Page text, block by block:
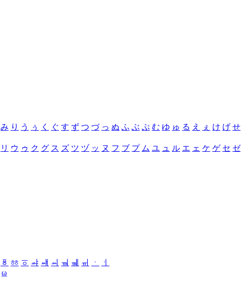
み り う ぅ く ぐ す ず つ づ っ ぬ ふ ぶ ぷ む ゆ ゅ る え ぇ け げ せ
リ ウ ゥ ク グ ス ズ ツ ヅ ッ ヌ フ ブ プ ム ユ ュ ル エ ェ ケ ゲ セ ゼ
ㆄ ㆅ ㆆ ㆇ ㆈ ㆉ ㆊ ㆋ ㆌ ㆍ
ㆎ
ω